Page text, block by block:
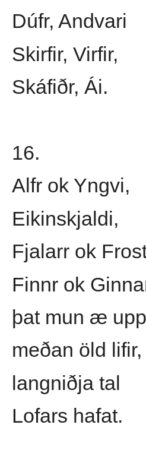
Dúfr, Andvari
Skirfir, Virfir,
Skáfiðr, Ái.
16.
Alfr ok Yngvi,
Eikinskjaldi,
Fjalarr ok
Finnr ok
þat mun æ
meðan öld lifir,
langniðja tal
Lofars hafat.